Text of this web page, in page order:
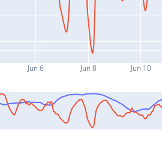
Jun 6 Jun 8 Jun 10